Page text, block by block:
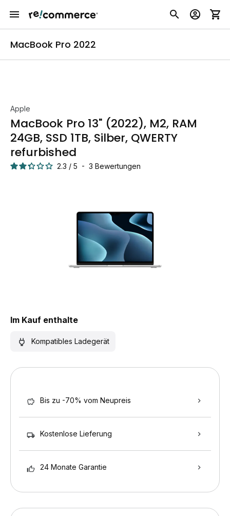
MacBook Pro 2022
Apple
MacBook Pro 13" (2022), M2, RAM
24GB, SSD 1TB, Silber, QWERTY
refurbished
2.3 / 5 - 3 Bewertungen
Im Kauf enthalte
Kompatibles Ladegerät
Bis zu -70% vom Neupreis
Kostenlose Lieferung
24 Monate Garantie